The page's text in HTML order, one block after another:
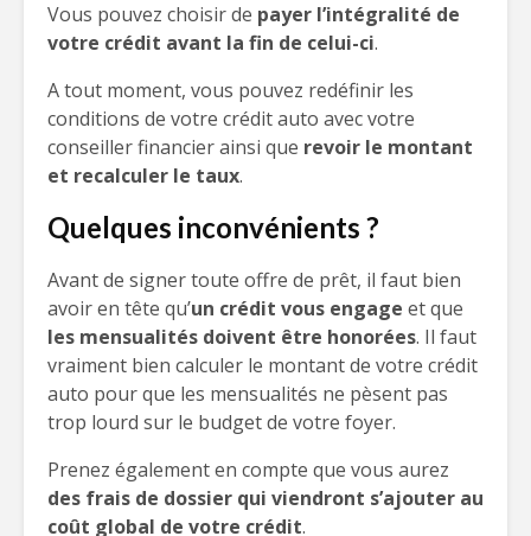
Vous pouvez choisir de payer l’intégralité de
votre crédit avant la fin de celui-ci.
A tout moment, vous pouvez redéfinir les
conditions de votre crédit auto avec votre
conseiller financier ainsi que revoir le montant
et recalculer le taux.
Quelques inconvénients ?
Avant de signer toute offre de prêt, il faut bien
avoir en tête qu’un crédit vous engage et que
les mensualités doivent être honorées. Il faut
vraiment bien calculer le montant de votre crédit
auto pour que les mensualités ne pèsent pas
trop lourd sur le budget de votre foyer.
Prenez également en compte que vous aurez
des frais de dossier qui viendront s’ajouter au
coût global de votre crédit.